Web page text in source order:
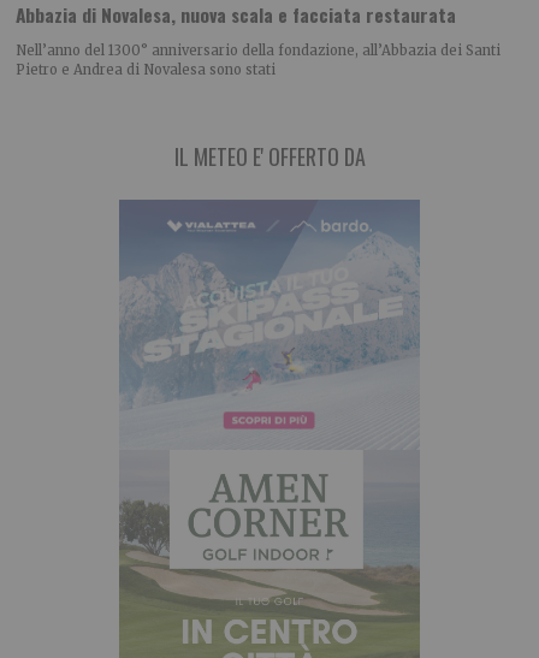
Abbazia di Novalesa, nuova scala e facciata restaurata
Nell’anno del 1300° anniversario della fondazione, all’Abbazia dei Santi
Pietro e Andrea di Novalesa sono stati
IL METEO E' OFFERTO DA